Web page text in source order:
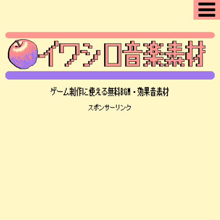
ゲーム制作に使える無料BGM・効果音素材
スポンサーリンク